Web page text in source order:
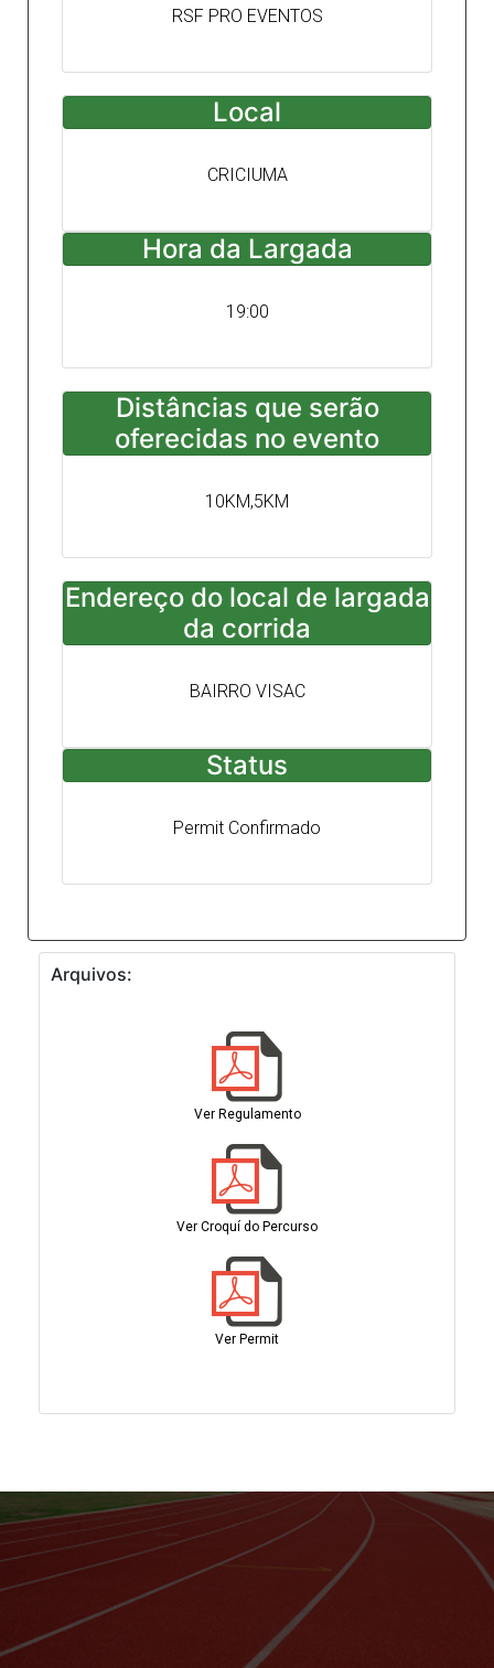
RSF PRO EVENTOS
Local
CRICIUMA
Hora da Largada
19:00
Distâncias que serão
oferecidas no evento
10KM,5KM
Endereço do local de largada
da corrida
BAIRRO VISAC
Status
Permit Confirmado
Arquivos:
Ver Regulamento
Ver Croquí do Percurso
Ver Permit